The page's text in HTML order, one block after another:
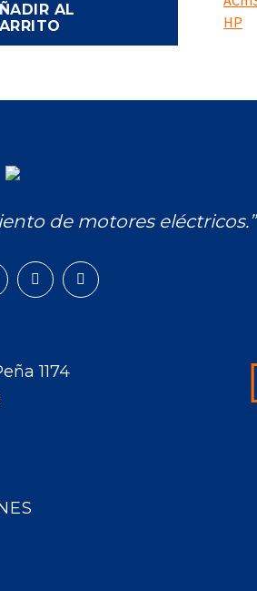
AL
de motores eléctricos.”
Mail
in
Whatsapp
1174